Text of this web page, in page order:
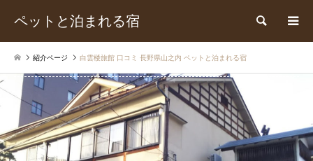
ペットと泊まれる宿 検索
紹介ページ 白雲楼旅館 口コミ 長野県山之内 ペットと泊まれる宿